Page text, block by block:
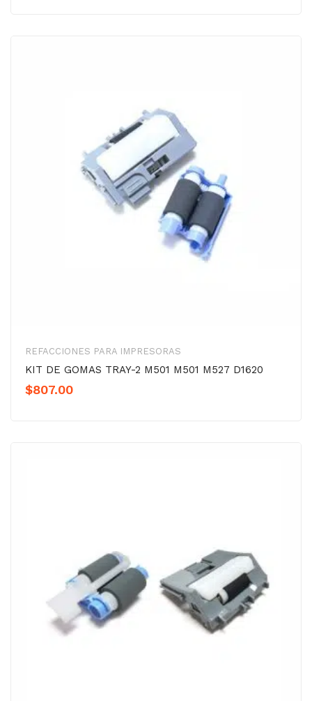
REFACCIONES PARA IMPRESORAS
KIT DE GOMAS TRAY-2 M501 M501 M527 D1620
$807.00